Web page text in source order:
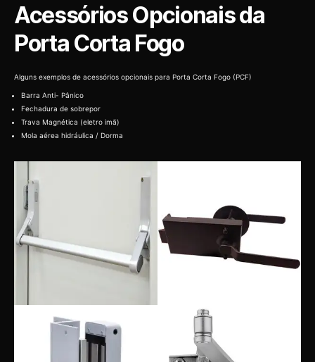
Acessórios Opcionais da
Porta Corta Fogo
Alguns exemplos de acessórios opcionais para Porta Corta Fogo (PCF)
Barra Anti- Pânico
Fechadura de sobrepor
Trava Magnética (eletro imã)
Mola aérea hidráulica / Dorma